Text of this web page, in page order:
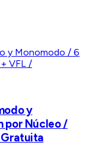
y
por Núcleo /
Gratuita